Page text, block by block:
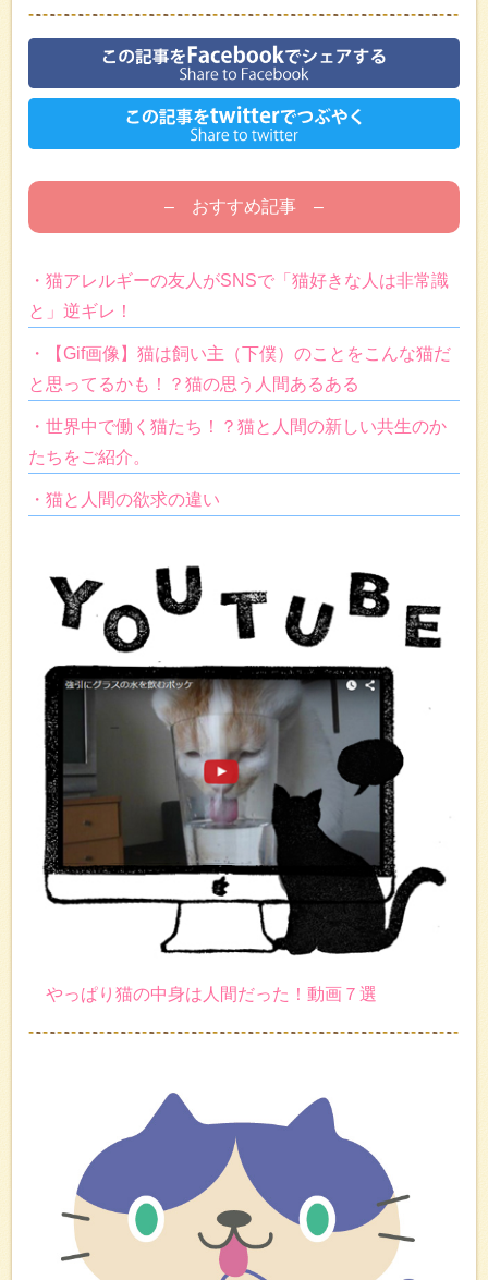
– おすすめ記事 –
・猫アレルギーの友人がSNSで「猫好きな人は非常識
と」逆ギレ！
・【Gif画像】猫は飼い主（下僕）のことをこんな猫だ
と思ってるかも！？猫の思う人間あるある
・世界中で働く猫たち！？猫と人間の新しい共生のか
たちをご紹介。
・猫と人間の欲求の違い
やっぱり猫の中身は人間だった！動画７選